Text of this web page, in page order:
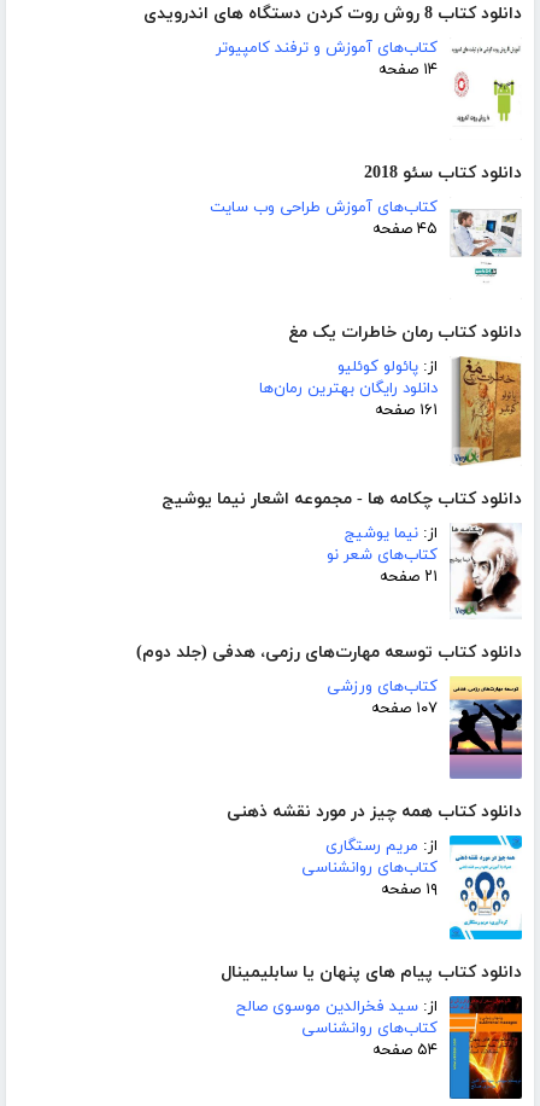
دانلود کتاب 8 روش روت کردن دستگاه های اندرویدی
کتاب‌های آموزش و ترفند کامپیوتر
۱۴ صفحه
دانلود کتاب سئو 2018
کتاب‌های آموزش طراحی وب سایت
۴۵ صفحه
دانلود کتاب رمان خاطرات یک مغ
از: پائولو کوئلیو
دانلود رایگان بهترین رمان‌ها
۱۶۱ صفحه
دانلود کتاب چکامه ها - مجموعه اشعار نیما یوشیج
از: نیما یوشیج
کتاب‌های شعر نو
۲۱ صفحه
دانلود کتاب توسعه مهارت‌های رزمی، هدفی (جلد دوم)
کتاب‌های ورزشی
۱۰۷ صفحه
دانلود کتاب همه چیز در مورد نقشه ذهنی
از: مریم رستگاری
کتاب‌های روانشناسی
۱۹ صفحه
دانلود کتاب پیام های پنهان یا سابلیمینال
از: سید فخرالدین موسوی صالح
کتاب‌های روانشناسی
۵۴ صفحه